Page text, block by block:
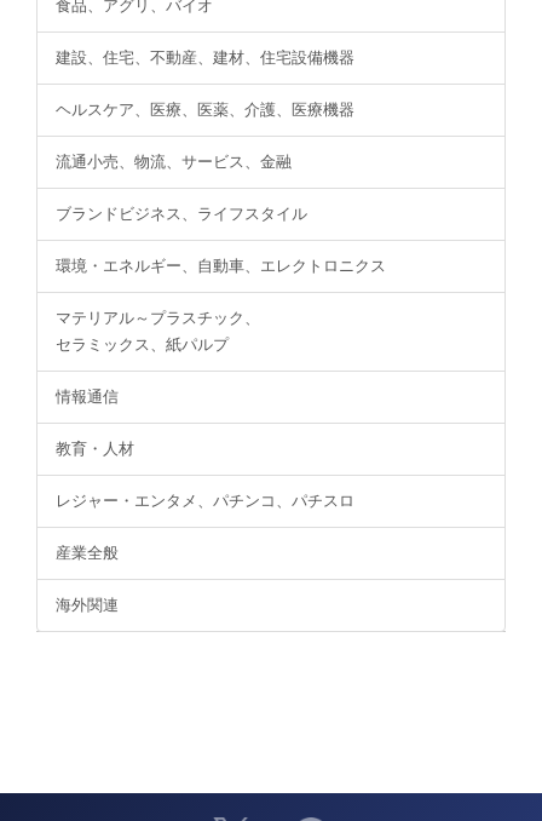
食品、アグリ、バイオ
建設、住宅、不動産、建材、住宅設備機器
ヘルスケア、医療、医薬、介護、医療機器
流通小売、物流、サービス、金融
ブランドビジネス、ライフスタイル
環境・エネルギー、自動車、エレクトロニクス
マテリアル～プラスチック、
セラミックス、紙パルプ
情報通信
教育・人材
レジャー・エンタメ、パチンコ、パチスロ
産業全般
海外関連